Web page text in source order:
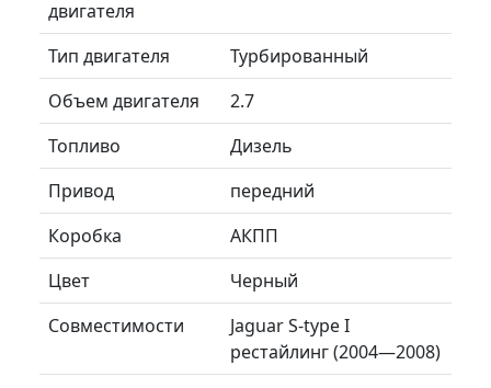
двигателя
Тип двигателя
Турбированный
Объем двигателя
2.7
Топливо
Дизель
Привод
передний
Коробка
АКПП
Цвет
Черный
Совместимости
Jaguar S-type I
рестайлинг (2004—2008)